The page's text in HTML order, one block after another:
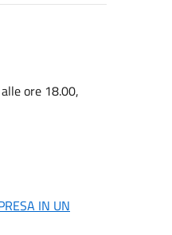
ore 18.00,
IN UN